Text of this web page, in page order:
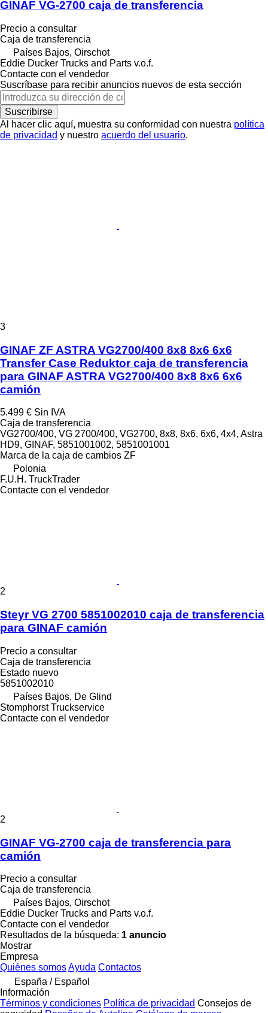
GINAF VG-2700 caja de transferencia
Precio a consultar
Caja de transferencia
Países Bajos, Oirschot
Eddie Ducker Trucks and Parts v.o.f.
Contacte con el vendedor
Suscríbase para recibir anuncios nuevos de esta sección
Suscribirse
Al hacer clic aquí, muestra su conformidad con nuestra política
de privacidad y nuestro acuerdo del usuario.
3
GINAF ZF ASTRA VG2700/400 8x8 8x6 6x6
Transfer Case Reduktor caja de transferencia
para GINAF ASTRA VG2700/400 8x8 8x6 6x6
camión
5.499 € Sin IVA
Caja de transferencia
VG2700/400, VG 2700/400, VG2700, 8x8, 8x6, 6x6, 4x4, Astra
HD9, GINAF, 5851001002, 5851001001
Marca de la caja de cambios ZF
Polonia
F.U.H. TruckTrader
Contacte con el vendedor
2
Steyr VG 2700 5851002010 caja de transferencia
para GINAF camión
Precio a consultar
Caja de transferencia
Estado nuevo
5851002010
Países Bajos, De Glind
Stomphorst Truckservice
Contacte con el vendedor
2
GINAF VG-2700 caja de transferencia para
camión
Precio a consultar
Caja de transferencia
Países Bajos, Oirschot
Eddie Ducker Trucks and Parts v.o.f.
Contacte con el vendedor
Resultados de la búsqueda: 1 anuncio
Mostrar
Empresa
Quiénes somosAyuda Contactos
España / Español
Información
Términos y condiciones Política de privacidad Consejos de